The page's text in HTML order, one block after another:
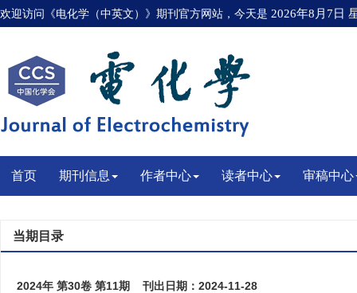
欢迎访问《电化学（中英文）》期刊官方网站，今天是 2026年8月7日
首页 期刊信息 作者中心 读者中心 审稿中心
当期目录
2024年 第30卷 第11期 刊出日期：2024-11-28